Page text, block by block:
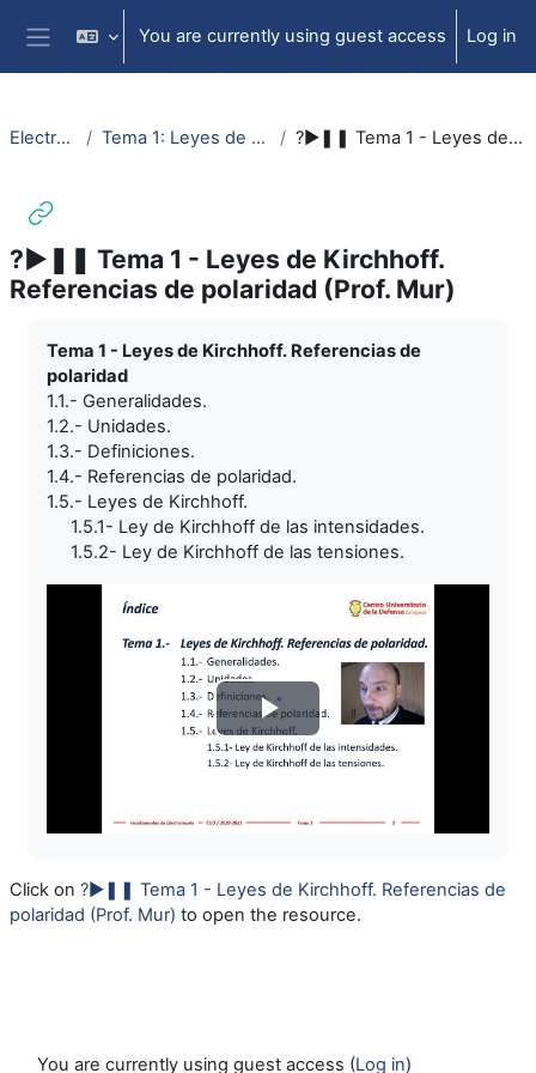
Skip to main content
Side panel
You are currently using guest access Log in
ElectrotecniaAbierta Tema 1: Leyes de Kirchhoff. Referencias de polaridad. ?►❚❚ Tema 1 - Leyes de Kirchhoff. Referencias de polaridad (Prof. Mur)
?►❚❚ Tema 1 - Leyes de Kirchhoff.
Referencias de polaridad (Prof. Mur)
Tema 1 - Leyes de Kirchhoff. Referencias de
polaridad
1.1.- Generalidades.
1.2.- Unidades.
1.3.- Definiciones.
1.4.- Referencias de polaridad.
1.5.- Leyes de Kirchhoff.
1.5.1- Ley de Kirchhoff de las intensidades.
1.5.2- Ley de Kirchhoff de las tensiones.
Play
Click on ?►❚❚ Tema 1 - Leyes de Kirchhoff. Referencias de
polaridad (Prof. Mur) to open the resource.
You are currently using guest access (Log in)